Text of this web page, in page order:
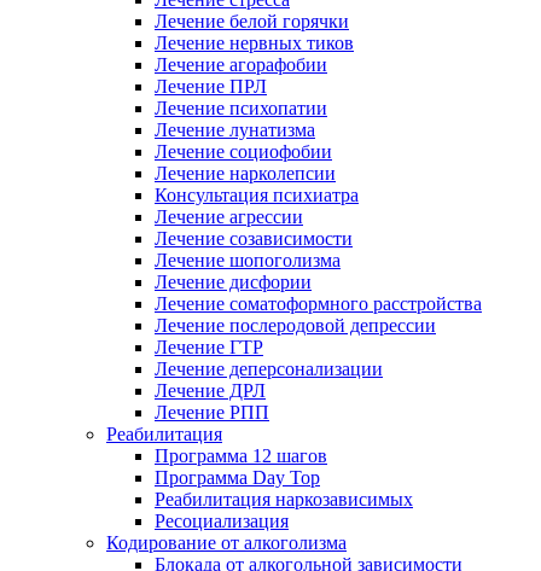
Лечение белой горячки
Лечение нервных тиков
Лечение агорафобии
Лечение ПРЛ
Лечение психопатии
Лечение лунатизма
Лечение социофобии
Лечение нарколепсии
Консультация психиатра
Лечение агрессии
Лечение созависимости
Лечение шопоголизма
Лечение дисфории
Лечение соматоформного расстройства
Лечение послеродовой депрессии
Лечение ГТР
Лечение деперсонализации
Лечение ДРЛ
Лечение РПП
Реабилитация
Программа 12 шагов
Программа Day Top
Реабилитация наркозависимых
Ресоциализация
Кодирование от алкоголизма
Блокада от алкогольной зависимости